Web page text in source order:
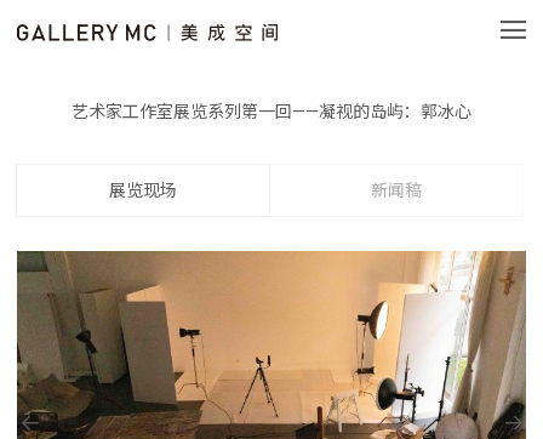
艺术家工作室展览系列第一回——凝视的岛屿：郭冰心
展览现场 新闻稿